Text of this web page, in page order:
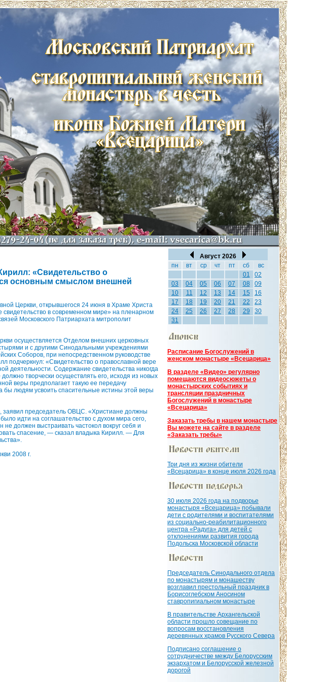
«Свидетельство о
основным смыслом внешней
Церкви, открывшегося 24 июня в Храме Христа
в современном мире» на пленарном
Московского Патриархата митрополит
осуществляется Отделом внешних церковных
и с другими Синодальными учреждениями
Соборов, при непосредственном руководстве
подчеркнул: «Свидетельство о православной вере
деятельности. Содержание свидетельства никогда
творчески осуществлять его, исходя из новых
веры предполагает такую ее передачу
бы людям усвоить спасительные истины этой веры
заявил председатель ОВЦС. «Христиане должны
идти на соглашательство с духом мира сего,
должен выстраивать частокол вокруг себя и
спасение, — сказал владыка Кирилл. — Для
2008 г.
Август 2026
пн
вт ср чт пт сб
вс
01
02
03
04 05 06 07 08
09
10
11 12 13 14 15
16
17
18 19 20 21 22
23
24
25 26 27 28 29
30
31
Расписание Богослужений в
женском монастыре «Всецарица»
В разделе «Видео» регулярно
помещаются видеосюжеты о
монастырских событиях и
трансляции праздничных
Богослужений в монастыре
«Всецарица»
Заказать требы в нашем монастыре
Вы можете на сайте в разделе
«Заказать требы»
Три дня из жизни обители
«Всецарица» в конце июля 2026 года
30 июля 2026 года на подворье
монастыря «Всецарица» побывали
дети с родителями и воспитателями
из социально-реабилитационного
центра «Радуга» для детей с
отклонениями развития города
Подольска Московской области
Председатель Синодального отдела
по монастырям и монашеству
возглавил престольный праздник в
Борисоглебском Аносином
ставропигиальном монастыре
В правительстве Архангельской
области прошло совещание по
вопросам восстановления
деревянных храмов Русского Севера
Подписано соглашение о
сотрудничестве между Белорусским
экзархатом и Белорусской железной
дорогой